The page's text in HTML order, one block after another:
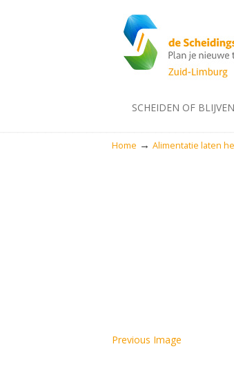
SCHEIDEN OF BLIJVEN
Home → Alimentatie laten
Previous Image